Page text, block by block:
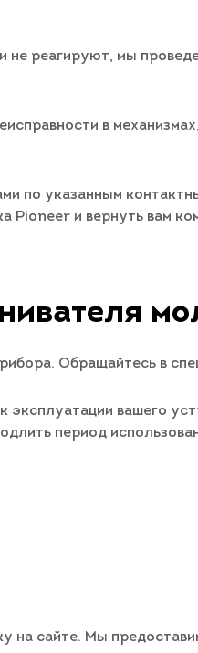
реагируют, мы
в
по указанным
Pioneer и вернуть вам
Обращайтесь в
вашего
период
на сайте. Мы